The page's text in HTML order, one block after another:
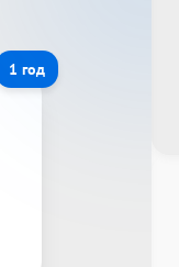
1 год